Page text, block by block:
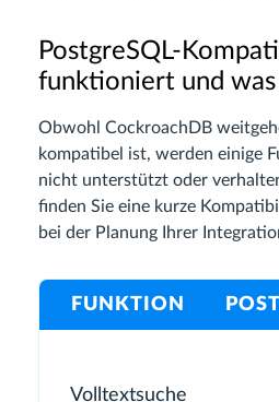
PostgreSQL-
funktioniert und
Obwohl CockroachDB
kompatibel ist, werden einige
nicht unterstützt oder
finden Sie eine kurze
bei der Planung Ihrer
FUNKTION
Volltextsuche